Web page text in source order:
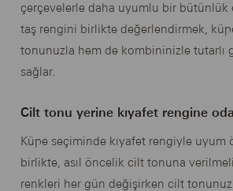
çerçevelerle daha uyumlu bir bütünlük
taş rengini birlikte değerlendirmek,
tonunuzla hem de kombininizle tutarlı
sağlar.
Cilt tonu yerine kıyafet rengine
Küpe seçiminde kıyafet rengiyle uyum
birlikte, asıl öncelik cilt tonuna
renkleri her gün değişirken cilt